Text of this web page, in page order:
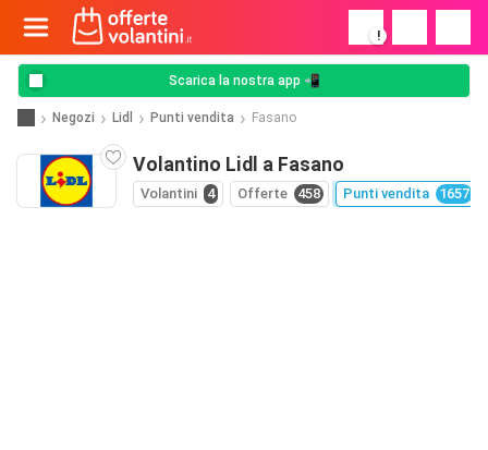
!
Scarica la nostra app 📲
Negozi Lidl Punti vendita Fasano
Volantino Lidl a Fasano
Volantini 4 Offerte 458 Punti vendita 1657